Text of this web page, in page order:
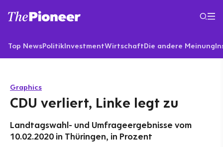
Top NewsPolitikInvestmentWirtschaftDie andere Meinung
Graphics
CDU verliert, Linke legt zu
Landtagswahl- und Umfrageergebnisse vom
10.02.2020 in Thüringen, in Prozent